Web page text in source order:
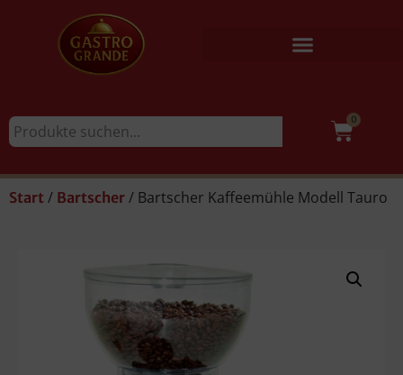
0
Start / Bartscher / Bartscher Kaffeemühle Modell Tauro